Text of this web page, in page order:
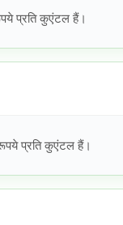
प्रति कुएंटल हैं।
प्रति कुएंटल हैं।